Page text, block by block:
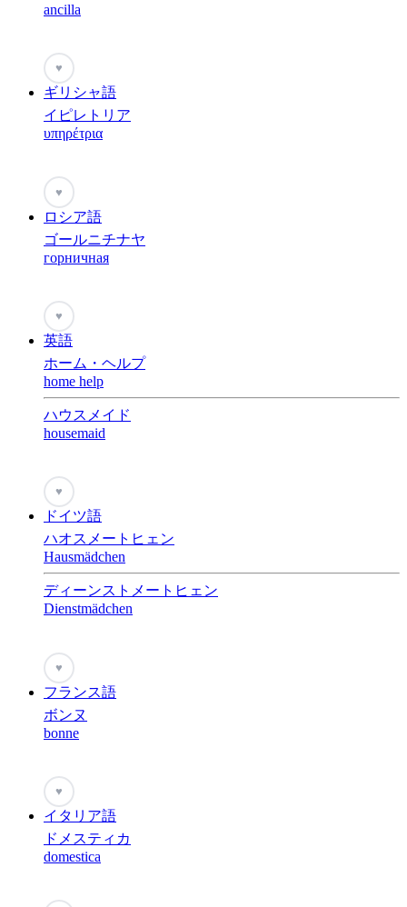
ancilla
♥
ギリシャ語
イピレトリア
υπηρέτρια
♥
ロシア語
ゴールニチナヤ
горничная
♥
英語
ホーム・ヘルプ
home help
ハウスメイド
housemaid
♥
ドイツ語
ハオスメートヒェン
Hausmädchen
ディーンストメートヒェン
Dienstmädchen
♥
フランス語
ボンヌ
bonne
♥
イタリア語
ドメスティカ
domestica